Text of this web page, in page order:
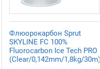
Флюорокарбон Sprut
SKYLINE FC 100%
Fluorocarbon Ice Tech PRO
(Clear/0,142mm/1,8kg/30m)